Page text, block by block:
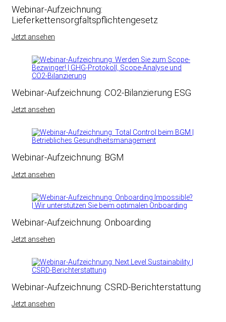
Webinar-Aufzeichnung:
Lieferkettensorgfaltspflichtengesetz
Jetzt ansehen
Webinar-Aufzeichnung: CO2-Bilanzierung ESG
Jetzt ansehen
Webinar-Aufzeichnung: BGM
Jetzt ansehen
Webinar-Aufzeichnung: Onboarding
Jetzt ansehen
Webinar-Aufzeichnung: CSRD-Berichterstattung
Jetzt ansehen